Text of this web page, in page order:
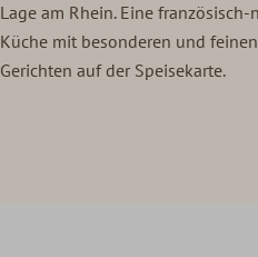
Lage am Rhein. Eine
Küche mit besonderen und
Gerichten auf der Speisekarte.